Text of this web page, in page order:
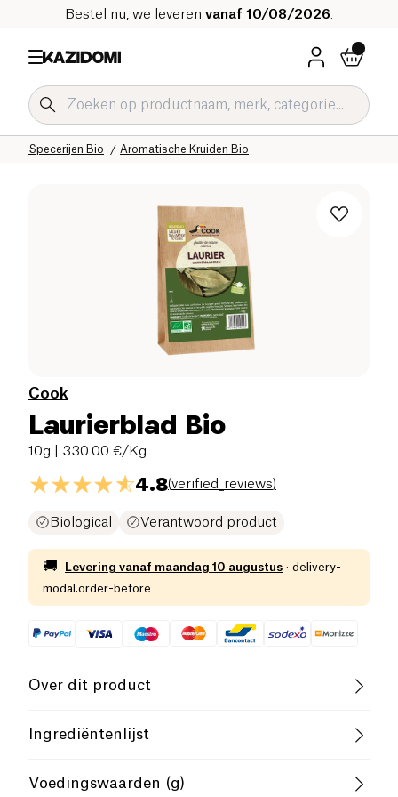
Bestel nu, we leveren vanaf 10/08/2026
Aromatische Kruiden Bio
Specerijen Bio
Sauzen en Condimenten Bio
Zoute Kruidenierswaren Bio
Onze biologische catalogus
Home
Cook
Laurierblad Bio
10g | 330.00 €/Kg
4.8(verified_reviews)
Biological Verantwoord product
🚚 Levering vanaf maandag 10 augustus · delivery-
modal.order-before
Over dit product
Vegan Glutenvrij (ingrediënten)
Ingrediëntenlijst
Voedingswaarden (g)